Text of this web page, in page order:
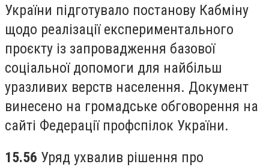
України підготувало постанову Кабміну
щодо реалізації експериментального
проєкту із запровадження базової
соціальної допомоги для найбільш
уразливих верств населення. Документ
винесено на громадське обговорення на
сайті Федерації профспілок України.
15.56 Уряд ухвалив рішення про